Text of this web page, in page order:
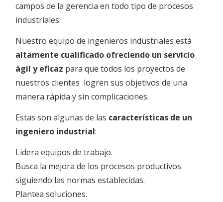
campos de la gerencia en todo tipo de procesos
industriales.
Nuestro equipo de ingenieros industriales está
altamente cualificado ofreciendo un servicio
ágil y eficaz para que todos los proyectos de
nuestros clientes logren sus objetivos de una
manera rápida y sin complicaciones.
Estas son algunas de las características de un
ingeniero industrial:
Lidera equipos de trabajo.
Busca la mejora de los procesos productivos
siguiendo las normas establecidas.
Plantea soluciones.